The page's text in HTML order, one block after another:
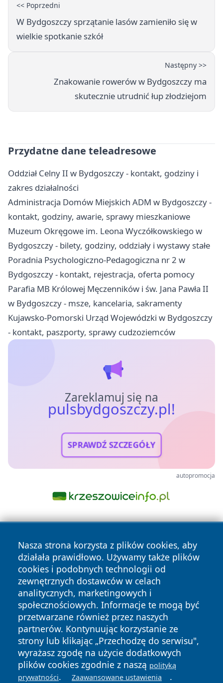
<< Poprzedni
W Bydgoszczy sprzątanie lasów zamieniło się w
wielkie spotkanie szkół
Następny >>
Znakowanie rowerów w Bydgoszczy ma
skutecznie utrudnić łup złodziejom
Przydatne dane teleadresowe
Oddział Celny II w Bydgoszczy - kontakt, godziny i
zakres działalności
Administracja Domów Miejskich ADM w Bydgoszczy -
kontakt, godziny, awarie, sprawy mieszkaniowe
Muzeum Okręgowe im. Leona Wyczółkowskiego w
Bydgoszczy - bilety, godziny, oddziały i wystawy stałe
Poradnia Psychologiczno-Pedagogiczna nr 2 w
Bydgoszczy - kontakt, rejestracja, oferta pomocy
Parafia MB Królowej Męczenników i św. Jana Pawła II
w Bydgoszczy - msze, kancelaria, sakramenty
Kujawsko-Pomorski Urząd Wojewódzki w Bydgoszczy
- kontakt, paszporty, sprawy cudzoziemców
Zareklamuj się na
pulsbydgoszczy.pl!
SPRAWDŹ SZCZEGÓŁY
autopromocja
Nasza strona korzysta z plików cookies, aby
działała prawidłowo. Używamy także plików
cookies i podobnych technologii od
zewnętrznych dostawców w celach
analitycznych, marketingowych i
społecznościowych. Informacje te mogą być
przetwarzane również przez naszych
partnerów. Kontynuując korzystanie ze
strony lub klikając „Przechodzę do serwisu",
wyrażasz zgodę na użycie dodatkowych
plików cookies zgodnie z naszą polityką
prywatności. Zaawansowane ustawienia .
Copyright © 2026 pulsbydgoszczy.pl Wszystkie prawa
zastrzeżone.
News Autorzy
Polityka
Prywatności
Polityka
Cookies